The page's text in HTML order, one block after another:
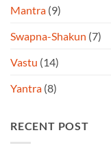
Mantra (9)
Swapna-Shakun (7)
Vastu (14)
Yantra (8)
RECENT POST